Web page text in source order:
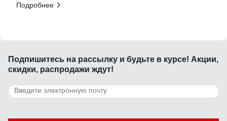
Подробнее
Подпишитесь на рассылку и будьте в курсе! Акции,
скидки, распродажи ждут!